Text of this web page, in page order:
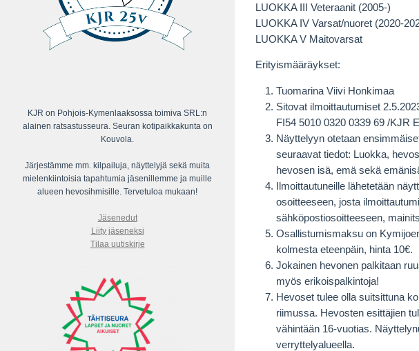
LUOKKA III Veteraanit (2005-)
LUOKKA IV Varsat/nuoret (2020-
LUOKKA V Maitovarsat
Erityismääräykset:
Tuomarina Viivi Honkimaa
Sitovat ilmoittautumiset
FI54 5010 0320 0339 69 /KJR
Näyttelyyn otetaan
seuraavat tiedot: Luokka,
hevosen isä, emä sekä
Ilmoittautuneille lähetetään
osoitteeseen, josta
sähköpostiosoitteeseen,
Osallistumismaksu on
kolmesta eteenpäin, hinta 10€.
Jokainen hevonen palkitaan
myös erikoispalkintoja!
Hevoset tulee olla suitsittuna
riimussa. Hevosten esittäjien
vähintään 16-vuotias.
verryttelyalueella.
KJR on Pohjois-Kymenlaaksossa toimiva SRL:n
alainen ratsastusseura. Seuran kotipaikkakunta on
Kouvola.
Järjestämme mm. kilpailuja, näyttelyjä sekä muita
mielenkiintoisia tapahtumia jäsenillemme ja muille
alueen hevosihmisille. Tervetuloa mukaan!
Jäsenedut
Liity jäseneksi
Tilaa uutiskirje